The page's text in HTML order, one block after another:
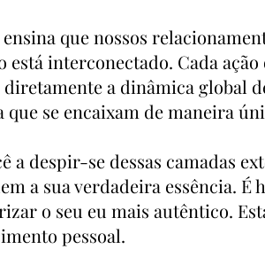
que nossos
está interconectado. Cada
a dinâmica global
que se encaixam de maneira
a despir-se dessas camadas
a sua verdadeira essência.
o seu eu mais autêntico.
pessoal.